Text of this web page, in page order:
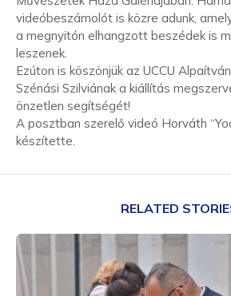
videóbeszámolót is közre adunk,
a megnyitón elhangzott beszédek is
leszenek.
Ezúton is köszönjük az UCCU
Szénási Szilviának a kiállítás
önzetlen segítségét!
A posztban szerelő videó Horváth
készítette.
RELATED